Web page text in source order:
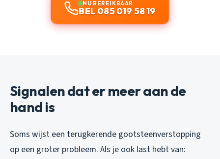
NU BEREIKBAAR
BEL 085 019 58 19
Signalen dat er meer aan de
hand is
Soms wijst een terugkerende gootsteenverstopping
op een groter probleem. Als je ook last hebt van: